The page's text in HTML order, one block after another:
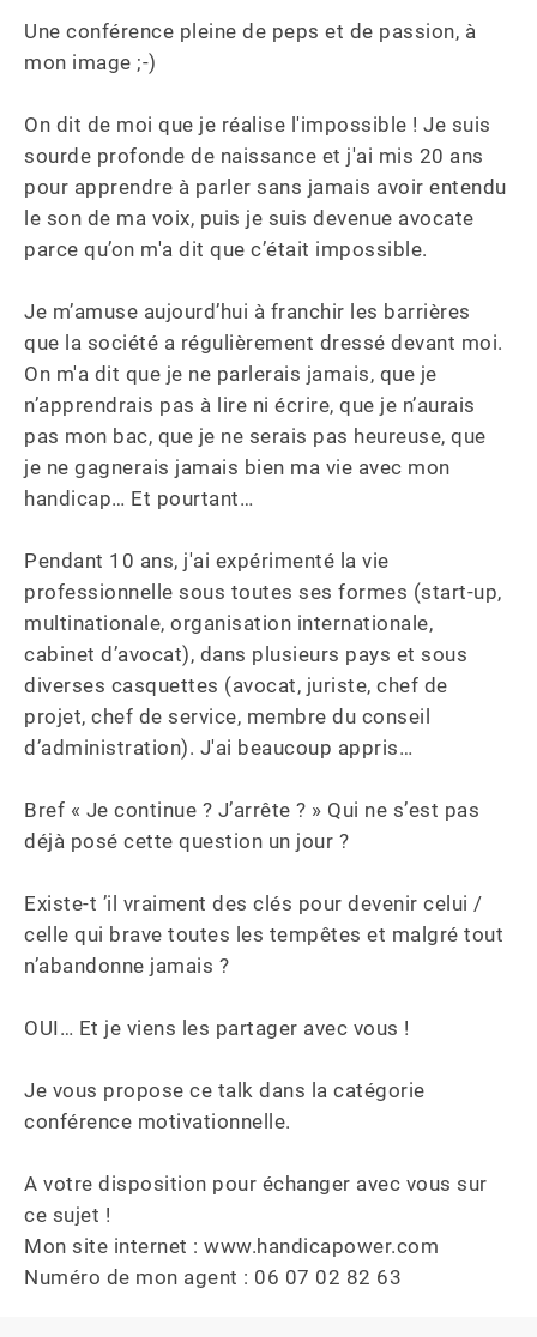
Une conférence pleine de peps et de passion, à
mon image ;-)
On dit de moi que je réalise l'impossible ! Je suis
sourde profonde de naissance et j'ai mis 20 ans
pour apprendre à parler sans jamais avoir entendu
le son de ma voix, puis je suis devenue avocate
parce qu’on m'a dit que c’était impossible.
Je m’amuse aujourd’hui à franchir les barrières
que la société a régulièrement dressé devant moi.
On m'a dit que je ne parlerais jamais, que je
n’apprendrais pas à lire ni écrire, que je n’aurais
pas mon bac, que je ne serais pas heureuse, que
je ne gagnerais jamais bien ma vie avec mon
handicap… Et pourtant…
Pendant 10 ans, j'ai expérimenté la vie
professionnelle sous toutes ses formes (start-up,
multinationale, organisation internationale,
cabinet d’avocat), dans plusieurs pays et sous
diverses casquettes (avocat, juriste, chef de
projet, chef de service, membre du conseil
d’administration). J'ai beaucoup appris…
Bref « Je continue ? J’arrête ? » Qui ne s’est pas
déjà posé cette question un jour ?
Existe-t ’il vraiment des clés pour devenir celui /
celle qui brave toutes les tempêtes et malgré tout
n’abandonne jamais ?
OUI… Et je viens les partager avec vous !
Je vous propose ce talk dans la catégorie
conférence motivationnelle.
A votre disposition pour échanger avec vous sur
ce sujet !
Mon site internet : www.handicapower.com
Numéro de mon agent : 06 07 02 82 63